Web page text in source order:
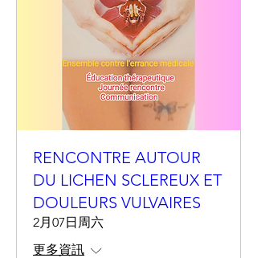
RENCONTRE AUTOUR
DU LICHEN SCLEREUX ET
DOULEURS VULVAIRES
2月07日周六
更多資訊